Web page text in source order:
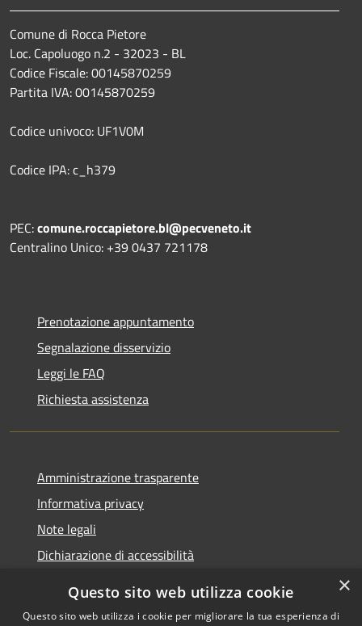
Comune di Rocca Pietore
Loc. Capoluogo n.2 - 32023 - BL
Codice Fiscale: 00145870259
Partita IVA: 00145870259
Codice univoco: UF1V0M
Codice IPA: c_h379
PEC:comune.roccapietore.bl@pecveneto.it
Centralino Unico: +39 0437 721178
Prenotazione appuntamento
Segnalazione disservizio
Leggi le FAQ
Richiesta assistenza
Amministrazione trasparente
Informativa privacy
Note legali
Dichiarazione di accessibilità
×
Questo sito web utilizza cookie
Questo sito web utilizza i cookie per migliorare la tua esperienza di